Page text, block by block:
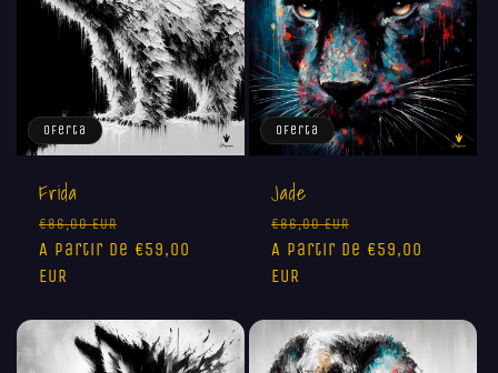
Oferta
Frida
Precio
habitual
€86,00 EUR
de
A partir de €59,00
EUR
Oferta
Jade
Precio
habitual
€86,00 EUR
de
A partir de €59,00
EUR